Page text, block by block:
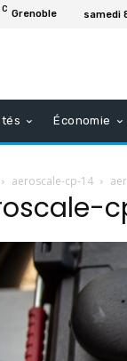
C Grenoble samedi
Économie
aeroscale-cp-14